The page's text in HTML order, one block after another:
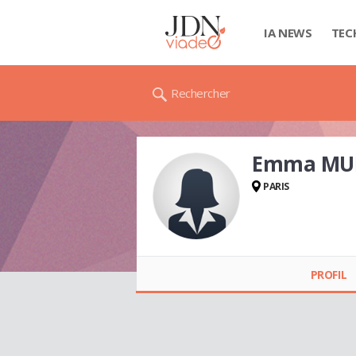
IA NEWS
Rechercher
Emma
PARIS
PROFIL